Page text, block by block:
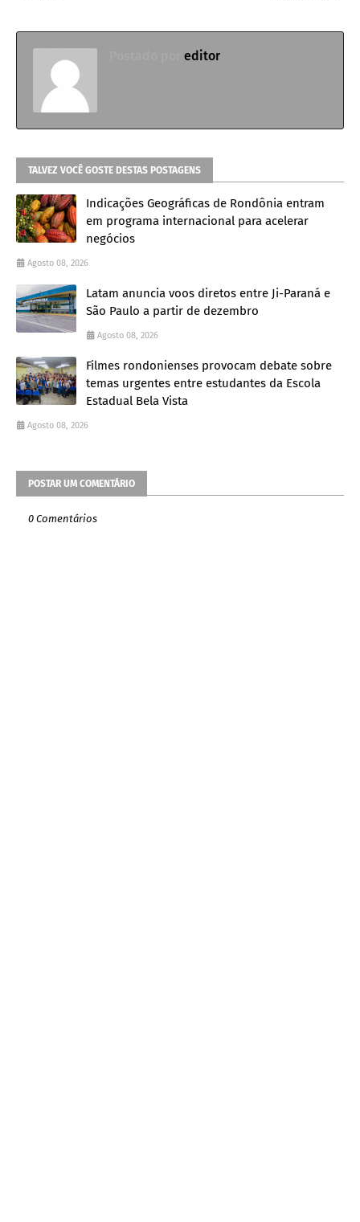
editor
TALVEZ VOCÊ GOSTE DESTAS POSTAGENS
Indicações Geográficas de Rondônia entram
em programa internacional para acelerar
negócios
Agosto 08, 2026
Latam anuncia voos diretos entre Ji-Paraná e
São Paulo a partir de dezembro
Agosto 08, 2026
Filmes rondonienses provocam debate sobre
temas urgentes entre estudantes da Escola
Estadual Bela Vista
Agosto 08, 2026
POSTAR UM COMENTÁRIO
0 Comentários